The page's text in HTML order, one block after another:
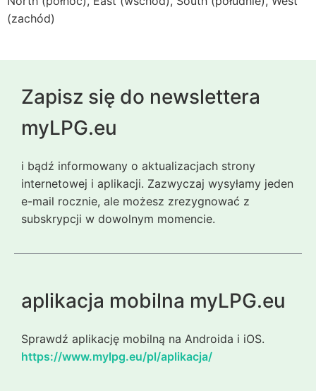
(zachód)
Zapisz się do newslettera
myLPG.eu
i bądź informowany o aktualizacjach strony
internetowej i aplikacji. Zazwyczaj wysyłamy jeden
e-mail rocznie, ale możesz zrezygnować z
subskrypcji w dowolnym momencie.
aplikacja mobilna myLPG.eu
Sprawdź aplikację mobilną na Androida i iOS.
https://www.mylpg.eu/pl/aplikacja/